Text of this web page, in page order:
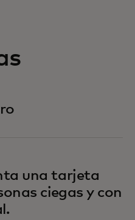
una tarjeta
ciegas y con